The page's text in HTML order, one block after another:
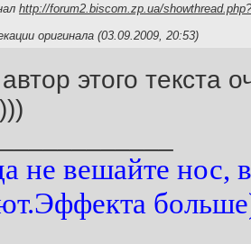
http://forum2.biscom.zp.ua/
оригинала (03.09.2009, 20:53)
этого текста
не вешайте нос,